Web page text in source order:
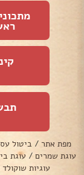
מפת אתר / ביטול
עוגת שמרים / עוגת
עוגיות